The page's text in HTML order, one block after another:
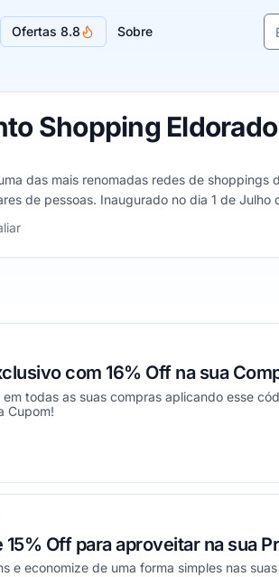
Ofertas 8.8 Sobre
Shopping Eldorado
das mais renomadas redes de
de pessoas. Inaugurado no dia 1 de
um dos mais renomados nesse segmento
5 estrelas
com 16% Off na sua
todas as suas compras aplicando esse
Cupom!
Off para aproveitar na sua
e economize de uma forma simples nas